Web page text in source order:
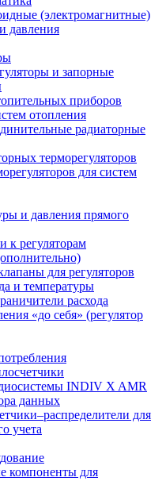
(электромагнитные)
давления
и запорные
приборов
отопления
радиаторные
терморегуляторов
для систем
и давления прямого
к регуляторам
для регуляторов
и температуры
расхода
«до себя» (регулятор
INDIV X AMR
данных
для
учета
компоненты для